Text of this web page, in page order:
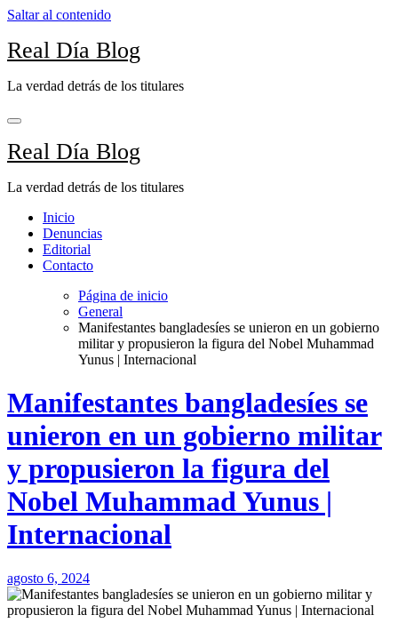
Saltar al contenido
Real Día Blog
La verdad detrás de los titulares
Real Día Blog
La verdad detrás de los titulares
Inicio
Denuncias
Editorial
Contacto
Página de inicio
General
Manifestantes bangladesíes se unieron en un gobierno
militar y propusieron la figura del Nobel Muhammad
Yunus | Internacional
Manifestantes bangladesíes se
unieron en un gobierno militar
y propusieron la figura del
Nobel Muhammad Yunus |
Internacional
agosto 6, 2024